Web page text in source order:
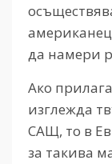
да намери
Ако
изглежда
САЩ, то в
за такива